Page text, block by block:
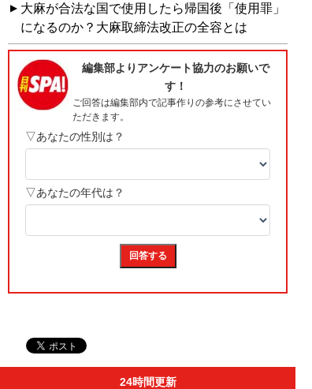
大麻が合法な国で使用したら帰国後「使用罪」
になるのか？大麻取締法改正の全容とは
24時間更新